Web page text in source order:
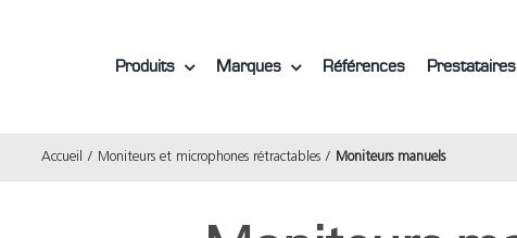
Produits Marques Références Prestataires
Accueil Moniteurs et microphones rétractables Moniteurs manuels